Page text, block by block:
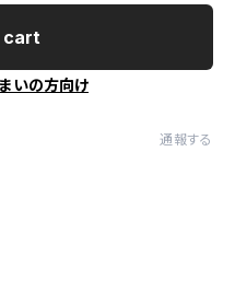
cart
いの方向け
通報する